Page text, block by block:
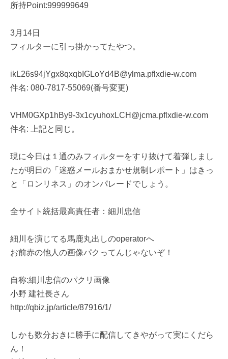
所持Point:999999649
3月14日
フィルターに引っ掛かってたやつ。
ikL26s94jYgx8qxqbIGLoYd4B@ylma.pflxdie-w.com
件名: 080-7817-55069(番号変更)
VHM0GXp1hBy9-3x1cyuhoxLCH@jcma.pflxdie-w.com
件名: 上記と同じ。
現に今日は１通のみフィルターをすり抜けて着弾しまし
たが明日の「迷惑メールおまかせ規制レポート」はきっ
と「ロンリネス」のオンパレードでしょう。
全サイト統括最高責任者：細川忠信
細川を演じてる馬鹿丸出しのoperatorへ
お前赤の他人の画像パクってんじゃないぞ！
自称:細川忠信のパクリ画像
小野 建社長さん
http://qbiz.jp/article/87916/1/
しかも数分おきに勝手に配信してきやがって実にくだら
ん！